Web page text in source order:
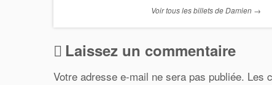
Voir tous les billets de Damien →
Laissez un commentaire
Votre adresse e-mail ne sera pas publiée. Les